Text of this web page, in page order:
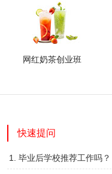
咖啡甜点创业班
火爆的专业
网红奶茶创业班
火爆的专业
快速提问
1. 毕业后学校推荐工作吗？